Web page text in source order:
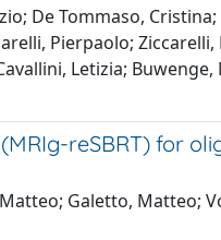
De Tommaso,
Pierpaolo;
Letizia;
reSBRT) for
Galetto, Matteo;